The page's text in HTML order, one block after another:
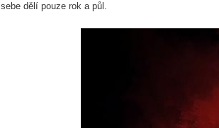
sebe dělí pouze rok a půl.